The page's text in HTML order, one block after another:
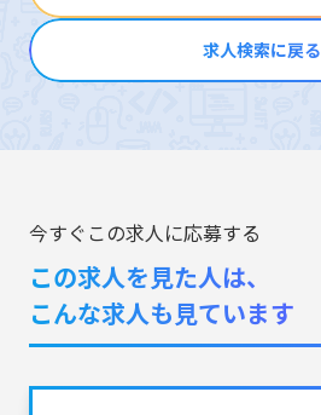
求人検索に戻る
今すぐこの求人に応募する
この求人を見た人は、
こんな求人も見ています